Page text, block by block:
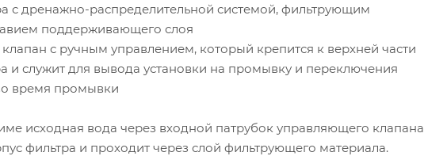
с дренажно-распределительной системой, фильтрующим
поддерживающего слоя
с ручным управлением, который крепится к верхней части
и служит для вывода установки на промывку и переключения
время промывки
исходная вода через входной патрубок управляющего клапана
фильтра и проходит через слой фильтрующего материала.